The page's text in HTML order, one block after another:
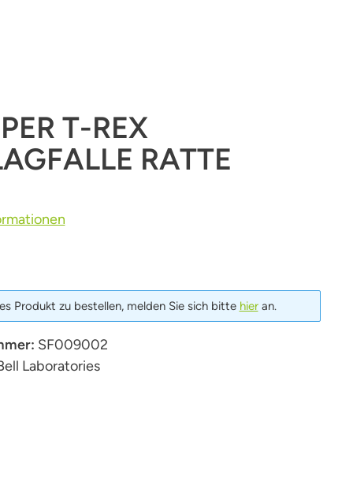
T-REX
RATTE
Produkt zu bestellen, melden Sie sich bitte hieran.
SF009002
Laboratories